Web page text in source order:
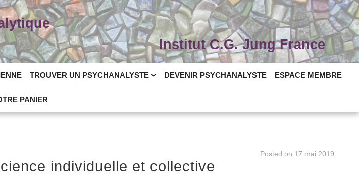
Institut C.G. Jung France
TROUVER UN PSYCHANALYSTE DEVENIR PSYCHANALYSTE ESPACE MEMBRE
PANIER
Posted on 17 mai 2019
individuelle et collective